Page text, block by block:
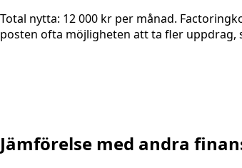
Total nytta: 12 000 kr per månad.
posten ofta möjligheten att ta fler uppdrag,
Jämförelse med andra